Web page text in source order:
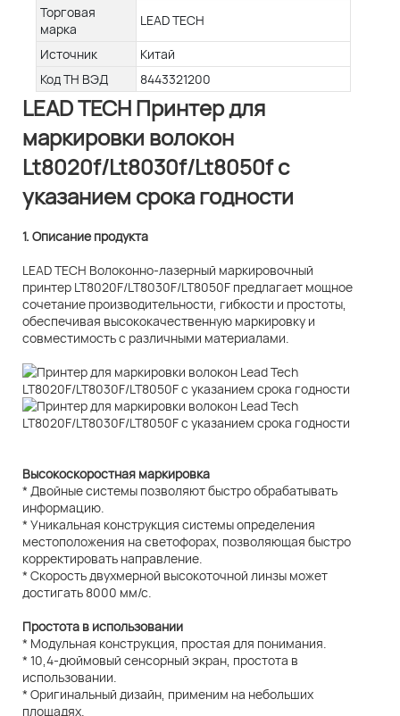
Торговая
марка
LEAD TECH
Источник
Китай
Код ТН ВЭД
8443321200
LEAD TECH Принтер для
маркировки волокон
Lt8020f/Lt8030f/Lt8050f с
указанием срока годности
1. Описание продукта
LEAD TECH Волоконно-лазерный маркировочный
принтер LT8020F/LT8030F/LT8050F предлагает мощное
сочетание производительности, гибкости и простоты,
обеспечивая высококачественную маркировку и
совместимость с различными материалами.
Высокоскоростная маркировка
* Двойные системы позволяют быстро обрабатывать
информацию.
* Уникальная конструкция системы определения
местоположения на светофорах, позволяющая быстро
корректировать направление.
* Скорость двухмерной высокоточной линзы может
достигать 8000 мм/с.
Простота в использовании
* Модульная конструкция, простая для понимания.
* 10,4-дюймовый сенсорный экран, простота в
использовании.
* Оригинальный дизайн, применим на небольших
площадях.